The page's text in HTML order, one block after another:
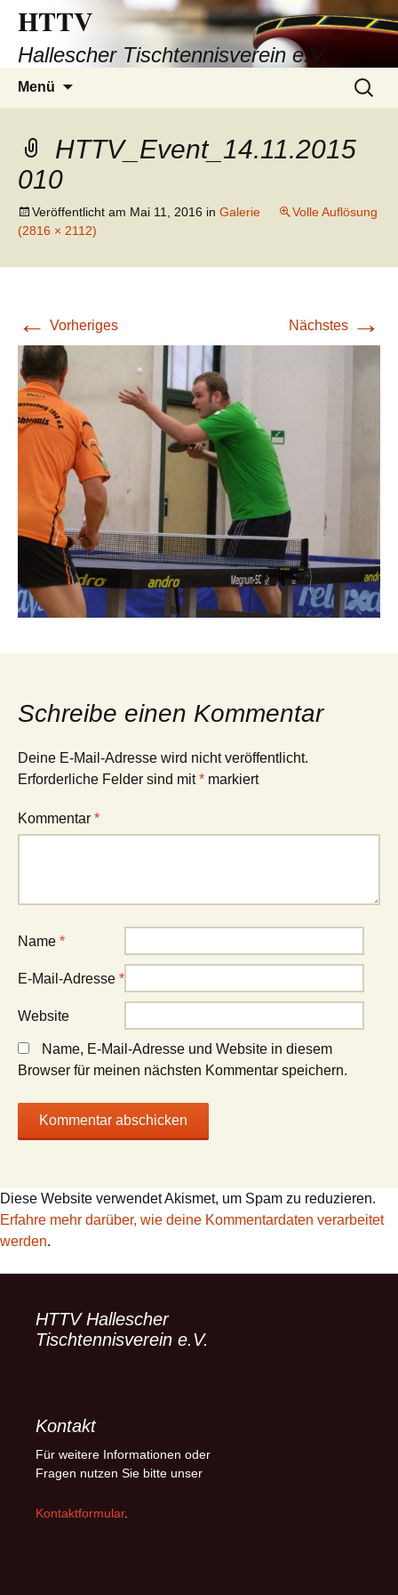
HTTV
Hallescher Tischtennisverein e.V.
Menü
Suchen
nach:
HTTV_Event_14.11.2015
010
Veröffentlicht am Mai 11, 2016 in Galerie
Volle Auflösung
(2816 × 2112)
← Vorheriges Nächstes →
Schreibe einen Kommentar
Deine E-Mail-Adresse wird nicht veröffentlicht.
Erforderliche Felder sind mit* markiert
Kommentar *
Name *
E-Mail-Adresse *
Website
Name, E-Mail-Adresse und Website in diesem
Browser für meinen nächsten Kommentar speichern.
Diese Website verwendet Akismet, um Spam zu reduzieren.
Erfahre mehr darüber, wie deine Kommentardaten verarbeitet
werden.
HTTV Hallescher
Tischtennisverein e.V.
Kontakt
Für weitere Informationen oder
Fragen nutzen Sie bitte unser
Kontaktformular.